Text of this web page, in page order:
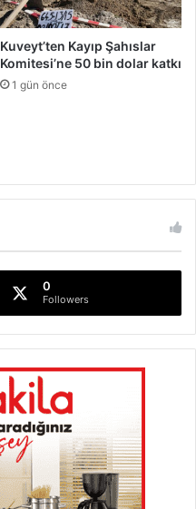
Kuveyt’ten Kayıp Şahıslar
Komitesi’ne 50 bin dolar katkı
1 gün önce
0
Followers